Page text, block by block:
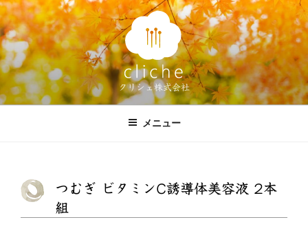
コ
ン
テ
ン
ツ
へ
ス
クリシェ株式会社
メニュー
つむぎ ビタミンC誘導体美容液 2本
組